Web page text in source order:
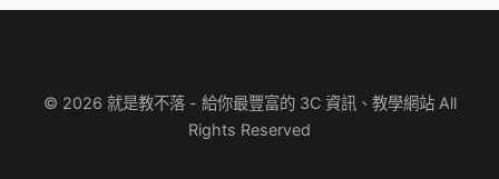
© 2026 就是教不落 - 給你最豐富的 3C 資訊、教學網站 All
Rights Reserved